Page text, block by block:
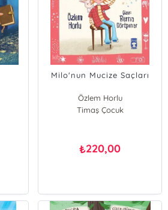
Milo'nun Mucize Saçları
Özlem Horlu
Timaş Çocuk
₺220,00